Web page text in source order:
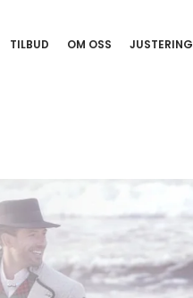
TILBUD OM OSS JUSTERING